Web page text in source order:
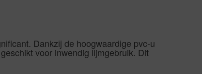
Dankzij de hoogwaardige pvc-u
voor inwendig lijmgebruik. Dit